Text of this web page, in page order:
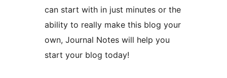
can start with in just minutes or the
ability to really make this blog your
own, Journal Notes will help you
start your blog today!